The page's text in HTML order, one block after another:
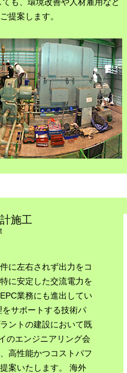
提案します。
施工
に左右されず出力をコ
に安定した交流電力を
業務にも進出してい
サポートする技術パ
ントの建設において既
のエンジニアリング会
高性能かつコストパフ
案いたします。 海外